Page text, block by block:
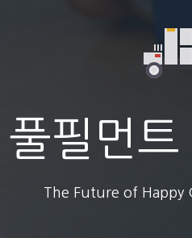
필먼
The Future of Happy